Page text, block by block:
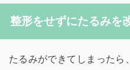
整形をせずにたるみを
たるみができてしまったら